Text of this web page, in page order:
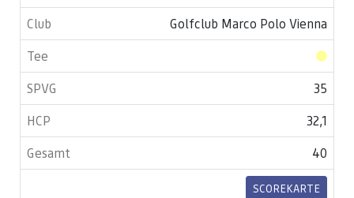
Golfclub Marco Polo Vienna
35
32,1
40
SCOREKARTE